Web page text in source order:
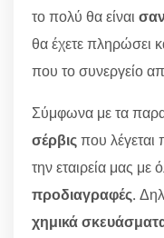
το πολύ θα είναι
θα έχετε πληρώσει
που το συνεργείο
Σύμφωνα με τα
σέρβιςπου λέγεται
την εταιρεία μας με
προδιαγραφές.
χημικά